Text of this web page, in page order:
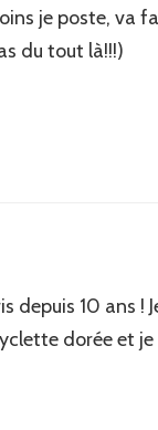
je poste, va
du tout là!!!)
depuis 10 ans !
dorée et